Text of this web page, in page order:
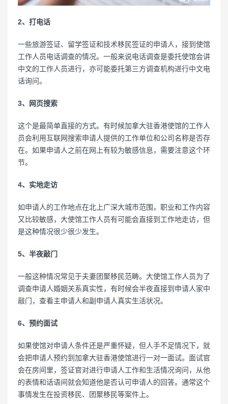
2、打电话
一些旅游签证、留学签证和技术移民签证的申请人，接到使馆
工作人员电话调查的情况。一般来说电话调查是委托使馆会讲
中文的工作人员进行，亦可能委托第三方调查机构进行中文电
话询问。
3、网页搜索
这个是最简单直接的方式。有时候加拿大驻香港使馆的工作人
员会利用互联网搜索申请人提供的工作单位和公司名称是否存
在。如果申请人之前在网上有较为敏感信息，需要注意这个环
节。
4、实地走访
如申请人的工作地点在北上广深大城市范围，职业和工作内容
又比较敏感，大使馆工作人员有可能会直接到工作地走访，但
是这种情况很少很少发生。
5、半夜敲门
一般这种情况常见于夫妻团聚移民范畴。大使馆工作人员为了
调查申请人婚姻关系真实性，有时候会半夜直接到申请人家中
敲门，查看主申请人和副申请人真实生活状况。
6、预约面试
如果使馆对申请人条件还是严重怀疑，但人手不足情况下，就
会把申请人预约到加拿大驻香港使馆进行一对一面试。面试官
会在房间里，签证官对进行申请人工作和生活情况询问，从他
的表情和话语间就会知道他是否认可申请人的回答。通常这个
事情发生在投资移民、团聚移民等案件上。